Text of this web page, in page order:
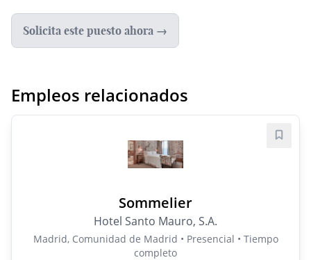
Solicita este puesto ahora →
Empleos relacionados
Sommelier
Hotel Santo Mauro, S.A.
Madrid, Comunidad de Madrid • Presencial • Tiempo
completo